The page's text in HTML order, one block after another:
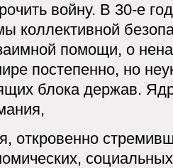
войну. В 30-е
коллективной
помощи, о
постепенно, но
блока держав.
откровенно